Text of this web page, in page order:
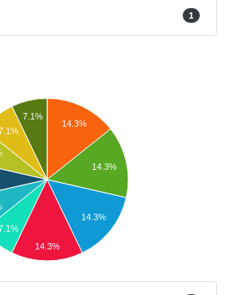
1
14.3%
14.3%
14.3%
7.1%
14.3%